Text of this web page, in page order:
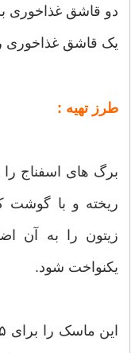
دو قاشق غذاخوری
یک قاشق غذاخوری
طرز تهیه :
برگ های اسفناج
ریخته و با
زیتون را به آن
یکنواخت شود.